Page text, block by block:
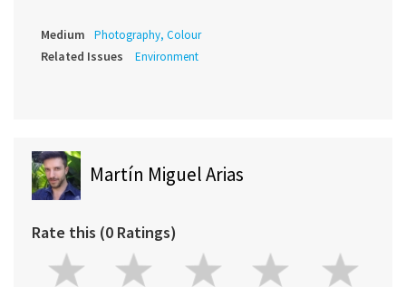
Medium Photography, Colour
Related Issues Environment
Martín Miguel Arias
Rate this (0 Ratings)